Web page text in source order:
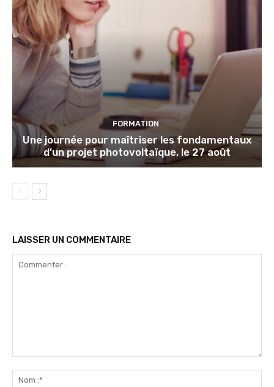
FORMATION
Une journée pour maîtriser les fondamentaux
d’un projet photovoltaïque, le 27 août
LAISSER UN COMMENTAIRE